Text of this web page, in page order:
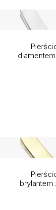
diamentem
brylantem